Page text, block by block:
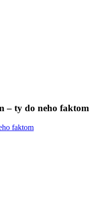
– ty do neho faktom
faktom